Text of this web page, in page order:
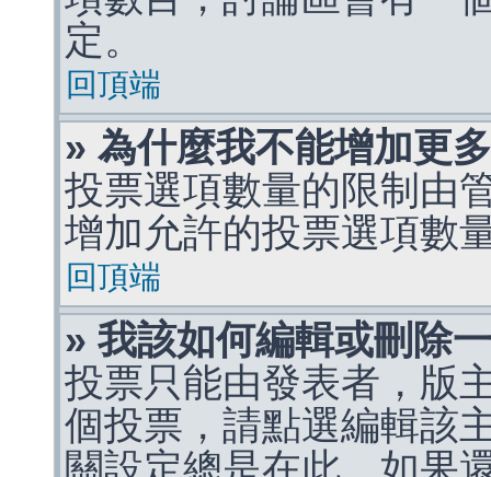
定。
回頂端
» 為什麼我不能增加更
投票選項數量的限制由
增加允許的投票選項數
回頂端
» 我該如何編輯或刪除
投票只能由發表者，版
個投票，請點選編輯該
關設定總是在此。如果